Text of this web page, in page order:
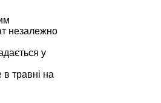
незалежно
у
в травні на